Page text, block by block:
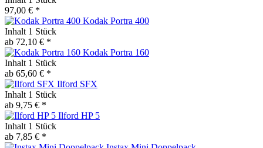
97,00 € *
Kodak Portra 400
Inhalt 1 Stück
ab 72,10 € *
Kodak Portra 160
Inhalt 1 Stück
ab 65,60 € *
Ilford SFX
Inhalt 1 Stück
ab 9,75 € *
Ilford HP 5
Inhalt 1 Stück
ab 7,85 € *